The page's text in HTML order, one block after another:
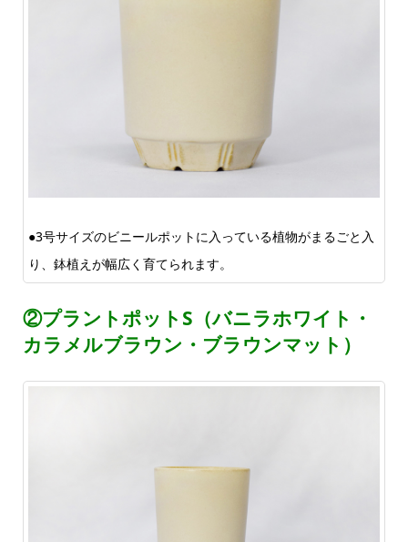
●3号サイズのビニールポットに入っている植物がまるごと入
り、鉢植えが幅広く育てられます。
②プラントポットS（バニラホワイト・
カラメルブラウン・ブラウンマット）